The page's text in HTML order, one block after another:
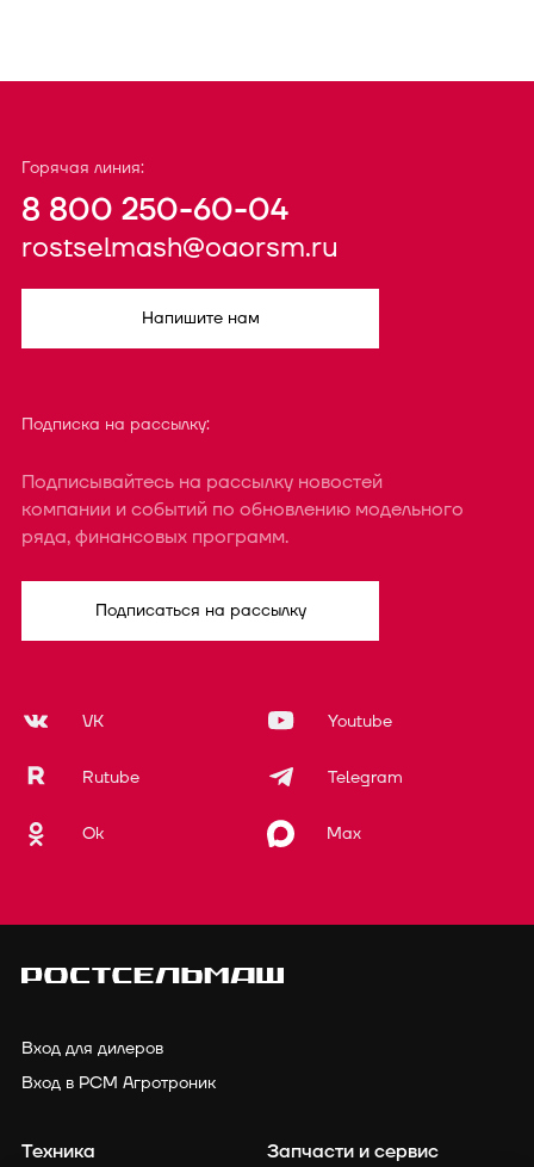
Горячая линия:
8 800 250-60-04
rostselmash@oaorsm.ru
Напишите нам
Подписка на рассылку:
Подписывайтесь на рассылку новостей
компании и событий по обновлению модельного
ряда, финансовых программ.
Подписаться на рассылку
VK Youtube
Rutube Telegram
Ok Max
Вход для дилеров
Вход в РСМ Агротроник
Техника
Запчасти и сервис